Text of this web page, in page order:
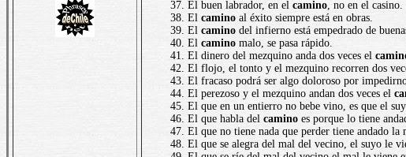
El buen labrador, en el camino, no en el casino.
El camino al éxito siempre está en obras.
El camino del infierno está empedrado de
El camino malo, se pasa rápido.
El dinero del mezquino anda dos veces el
El flojo, el tonto y el mezquino recorren dos
El fracaso podrá ser algo doloroso por
El perezoso y el mezquino andan dos veces el
El que en un entierro no bebe vino, es que el
El que habla del camino es porque lo tiene
El que no tiene nada que perder tiene andado la
El que se alegra del mal del vecino, el suyo le